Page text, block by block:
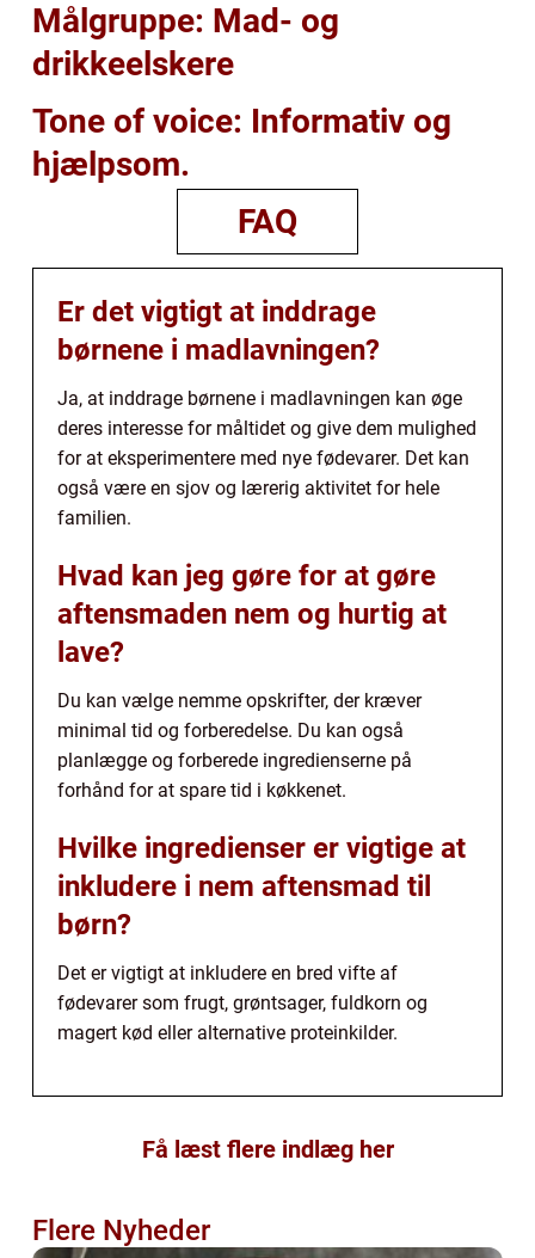
Målgruppe: Mad- og
drikkeelskere
Tone of voice: Informativ og
hjælpsom.
FAQ
Er det vigtigt at inddrage
børnene i madlavningen?
Ja, at inddrage børnene i madlavningen kan øge
deres interesse for måltidet og give dem mulighed
for at eksperimentere med nye fødevarer. Det kan
også være en sjov og lærerig aktivitet for hele
familien.
Hvad kan jeg gøre for at gøre
aftensmaden nem og hurtig at
lave?
Du kan vælge nemme opskrifter, der kræver
minimal tid og forberedelse. Du kan også
planlægge og forberede ingredienserne på
forhånd for at spare tid i køkkenet.
Hvilke ingredienser er vigtige at
inkludere i nem aftensmad til
børn?
Det er vigtigt at inkludere en bred vifte af
fødevarer som frugt, grøntsager, fuldkorn og
magert kød eller alternative proteinkilder.
Få læst flere indlæg her
Flere Nyheder